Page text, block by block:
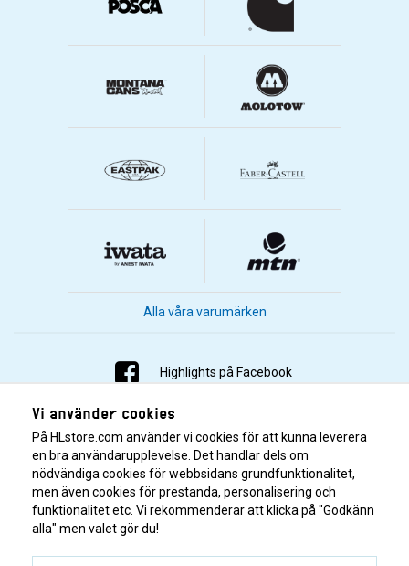
Alla våra varumärken
Highlights på Facebook
Highlights på Instagram
Highlights på Youtube
Highlights på Tiktok
Vi använder cookies
På HLstore.com använder vi cookies för att kunna leverera
en bra användarupplevelse. Det handlar dels om
nödvändiga cookies för webbsidans grundfunktionalitet,
men även cookies för prestanda, personalisering och
funktionalitet etc. Vi rekommenderar att klicka på "Godkänn
alla" men valet gör du!